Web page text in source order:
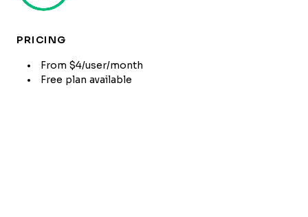
PRICING
From $4/user/month
Free plan available